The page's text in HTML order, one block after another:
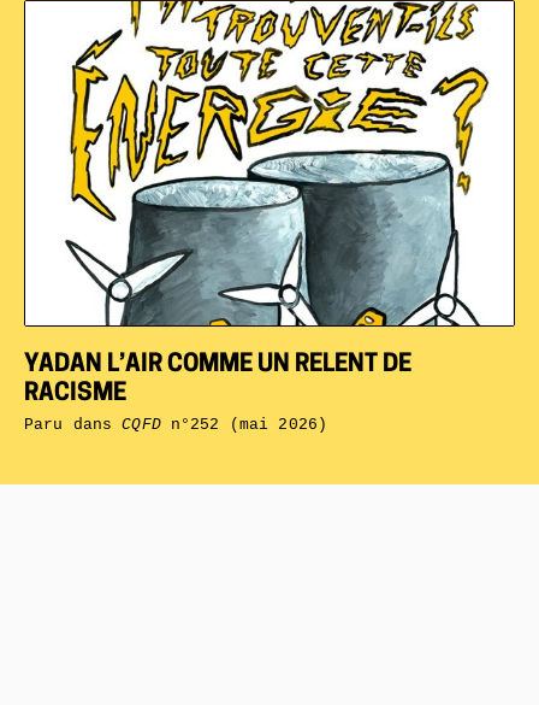
YADAN L’AIR COMME UN RELENT DE
RACISME
Paru dansCQFDn°252 (mai 2026)